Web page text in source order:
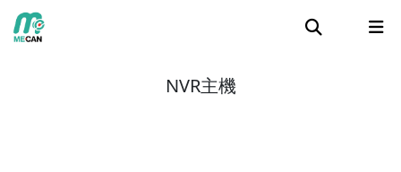
NVR主機